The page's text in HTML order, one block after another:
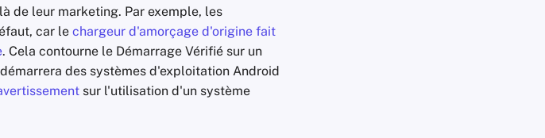
de leur marketing. Par exemple, les
car le chargeur d'amorçage d'origine fait
. Cela contourne le Démarrage Vérifié sur un
des systèmes d'exploitation Android
sur l'utilisation d'un système